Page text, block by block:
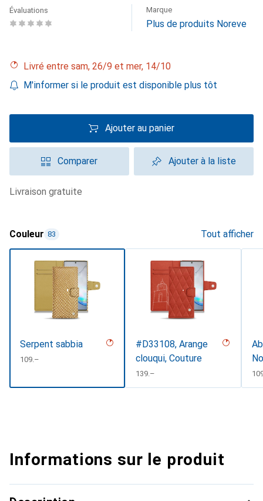
Évaluations Marque
Plus de produits Noreve
Livré entre sam, 26/9 et mer, 14/10
M'informer si le produit est disponible plus tôt
Ajouter au panier
Comparer Ajouter à la liste
livraison gratuite
Couleur 83 Tout afficher
Serpent sabbia
CHF
109.–
#D33108, Arange
clouqui, Couture
CHF
139.–
Informations sur le produit